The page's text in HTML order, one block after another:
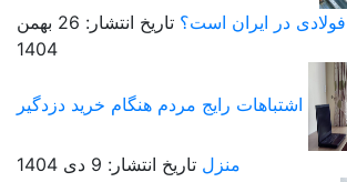
در ایران است؟
تاریخ انتشار: 26 بهمن
1404
اشتباهات رایج مردم هنگام خرید دزدگیر
منزل تاریخ انتشار: 9 دی 1404